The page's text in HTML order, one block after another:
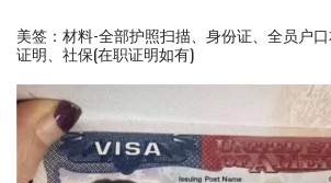
美签：材料-全部护照扫描、身份证、全员户
证明、社保(在职证明如有)